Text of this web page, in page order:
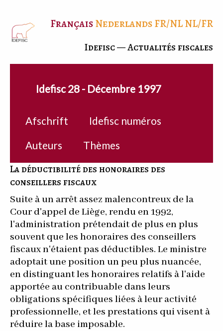
FrançaisNederlandsFR/NLNL/FR
Idefisc — Actualités fiscales
Idefisc 28 - Décembre 1997
Afschrift
Idefisc numéros
Auteurs
Thèmes
La déductibilité des honoraires des
conseillers fiscaux
Suite à un arrêt assez malencontreux de la
Cour d'appel de Liège, rendu en 1992,
l'administration prétendait de plus en plus
souvent que les honoraires des conseillers
fiscaux n'étaient pas déductibles. Le ministre
adoptait une position un peu plus nuancée,
en distinguant les honoraires relatifs à l'aide
apportée au contribuable dans leurs
obligations spécifiques liées à leur activité
professionnelle, et les prestations qui visent à
réduire la base imposable.